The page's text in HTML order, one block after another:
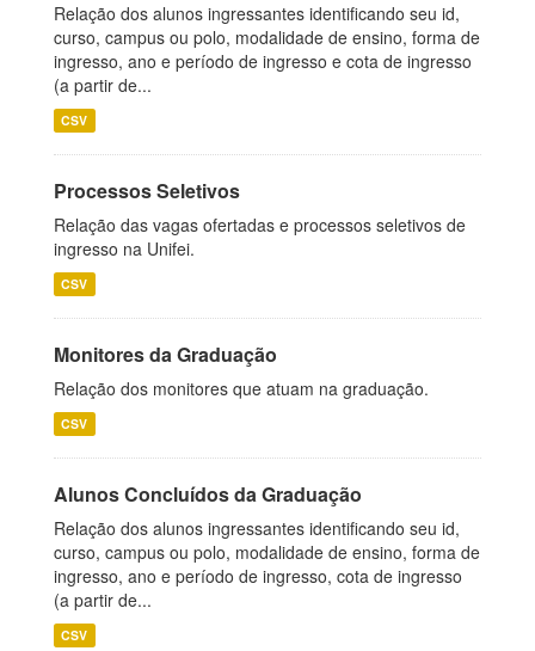
Relação dos alunos ingressantes identificando seu id,
curso, campus ou polo, modalidade de ensino, forma de
ingresso, ano e período de ingresso e cota de ingresso
(a partir de...
CSV
Processos Seletivos
Relação das vagas ofertadas e processos seletivos de
ingresso na Unifei.
CSV
Monitores da Graduação
Relação dos monitores que atuam na graduação.
CSV
Alunos Concluídos da Graduação
Relação dos alunos ingressantes identificando seu id,
curso, campus ou polo, modalidade de ensino, forma de
ingresso, ano e período de ingresso, cota de ingresso
(a partir de...
CSV